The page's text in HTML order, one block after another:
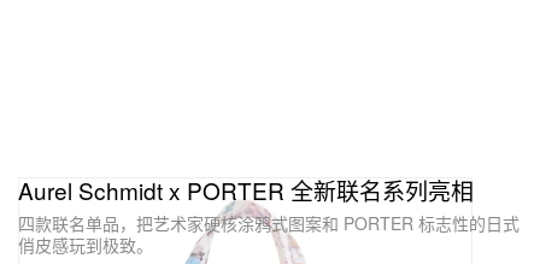
Aurel Schmidt x PORTER 全新联名系列亮相
四款联名单品，把艺术家硬核涂鸦式图案和 PORTER 标志性的日式
俏皮感玩到极致。